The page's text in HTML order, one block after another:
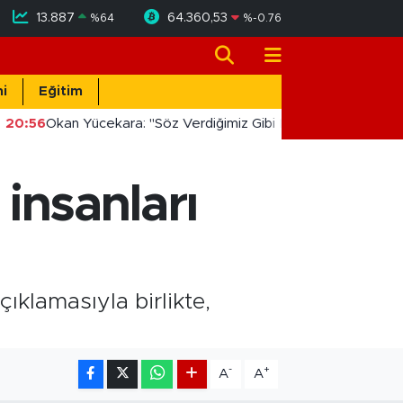
13.887 %64 64.360,53 %-0.76
Eğitim
20:56Okan Yücekara: "Söz Verdiğimiz Gibi Masada Değil,
birlikte,
A- A+